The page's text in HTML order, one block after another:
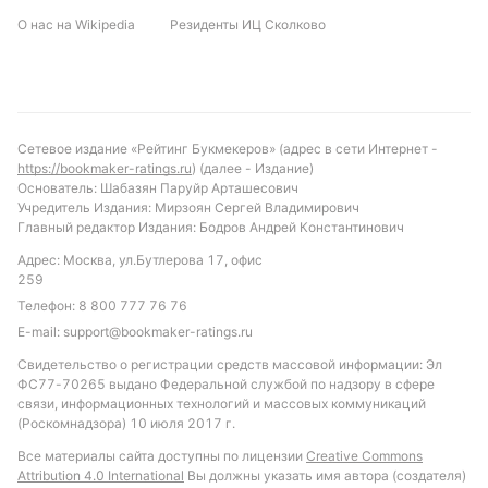
игрой обеих команд, особенно в первой половине
встречи. Вероятно, что команды не превысят
отметку в два-три гола, а количество желтых
карточек будет на среднем уровне.
Рекомендуемой ставкой выглядит вариант с
индивидуальным тоталом «Милана» менее 1.5
голов, а также ставка на то, что «Ювентус»
нанесет более 2.5 ударов в створ. Такой подход
учитывает статистические закономерности и
особенности игры соперников в очных встречах.
Обновлено:
О нас на Wikipedia Резиденты ИЦ Сколково
Сетевое издание «Рейтинг Букмекеров» (адрес в сети Интернет -
https://bookmaker-ratings.ru) (далее - Издание)
Основатель: Шабазян Паруйр Арташесович
Учредитель Издания: Мирзоян Сергей Владимирович
Главный редактор Издания: Бодров Андрей Константинович
Адрес: Москва, ул.Бутлерова 17, офис
259
Телефон: 8 800 777 76 76
E-mail: support@bookmaker-ratings.ru
Свидетельство о регистрации средств массовой информации: Эл
ФС77-70265 выдано Федеральной службой по надзору в сфере
связи, информационных технологий и массовых коммуникаций
(Роскомнадзора) 10 июля 2017 г.
Все материалы сайта доступны по лицензии Creative Commons
Attribution 4.0 International Вы должны указать имя автора (создателя)